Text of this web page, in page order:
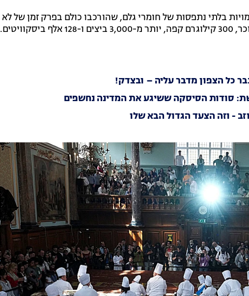
בלתי נתפסות של חומרי גלם, שהורכבו כולם בפרק זמן של לא
כל הצפון מדבר עליה – ובצדק!
סודות הסיסקה ששיגע את המדינה נחשפים
- וזה הצעד הגדול הבא שלו